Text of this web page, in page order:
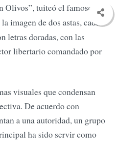
Olivos”, tuiteó el famoso
imagen de dos astas, cada
letras doradas, con las
libertario comandado por
visuales que condensan
De acuerdo con
a una autoridad, un grupo
ha sido servir como